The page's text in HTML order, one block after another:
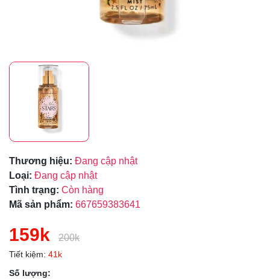
Thương hiệu: Đang cập nhật
Loại: Đang cập nhật
Tình trạng: Còn hàng
Mã sản phẩm: 667659383641
159k 200k
Tiết kiệm: 41k
Số lượng: